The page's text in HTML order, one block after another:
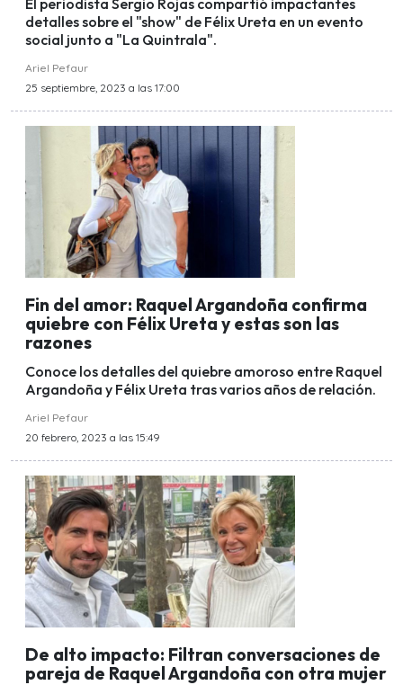
El periodista Sergio Rojas compartió impactantes
detalles sobre el "show" de Félix Ureta en un evento
social junto a "La Quintrala".
Ariel Pefaur
25 septiembre, 2023 a las 17:00
Fin del amor: Raquel Argandoña confirma
quiebre con Félix Ureta y estas son las
razones
Conoce los detalles del quiebre amoroso entre Raquel
Argandoña y Félix Ureta tras varios años de relación.
Ariel Pefaur
20 febrero, 2023 a las 15:49
De alto impacto: Filtran conversaciones de
pareja de Raquel Argandoña con otra mujer